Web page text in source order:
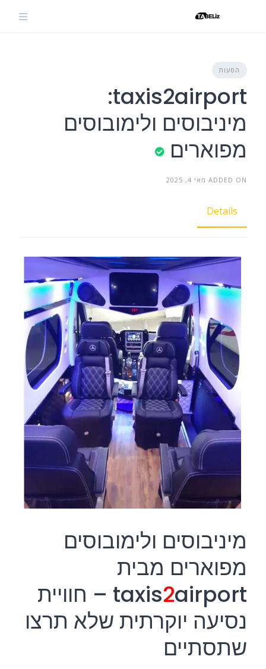
הסעות
taxis2airport:
מיניבוסים ולימובוסים
מפוארים
ADDED ON מאי 4, 2025
Details
מיניבוסים ולימובוסים
מפוארים מבית
taxis2
airport – חוויית
נסיעה יוקרתית שלא תרצו
שתסתיים